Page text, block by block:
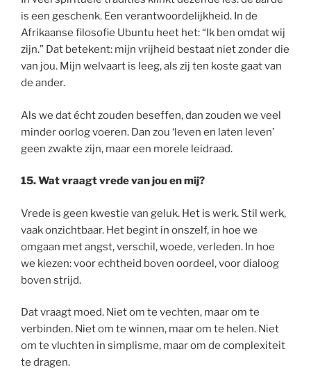
is een geschenk. Een verantwoordelijkheid. In de
Afrikaanse filosofie Ubuntu heet het: “Ik ben omdat wij
zijn.” Dat betekent: mijn vrijheid bestaat niet zonder die
van jou. Mijn welvaart is leeg, als zij ten koste gaat van
de ander.
Als we dat écht zouden beseffen, dan zouden we veel
minder oorlog voeren. Dan zou ‘leven en laten leven’
geen zwakte zijn, maar een morele leidraad.
15. Wat vraagt vrede van jou en mij?
Vrede is geen kwestie van geluk. Het is werk. Stil werk,
vaak onzichtbaar. Het begint in onszelf, in hoe we
omgaan met angst, verschil, woede, verleden. In hoe
we kiezen: voor echtheid boven oordeel, voor dialoog
boven strijd.
Dat vraagt moed. Niet om te vechten, maar om te
verbinden. Niet om te winnen, maar om te helen. Niet
om te vluchten in simplisme, maar om de complexiteit
te dragen.